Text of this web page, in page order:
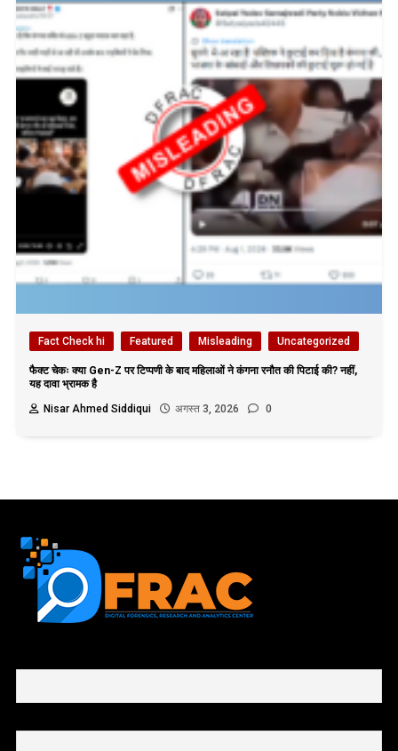
Fact Check hi Featured Misleading Uncategorized
फैक्ट चेकः क्या Gen-Z पर टिप्पणी के बाद महिलाओं ने कंगना रनौत की पिटाई की? नहीं,
यह दावा भ्रामक है
Nisar Ahmed Siddiqui
अगस्त 3, 2026 0